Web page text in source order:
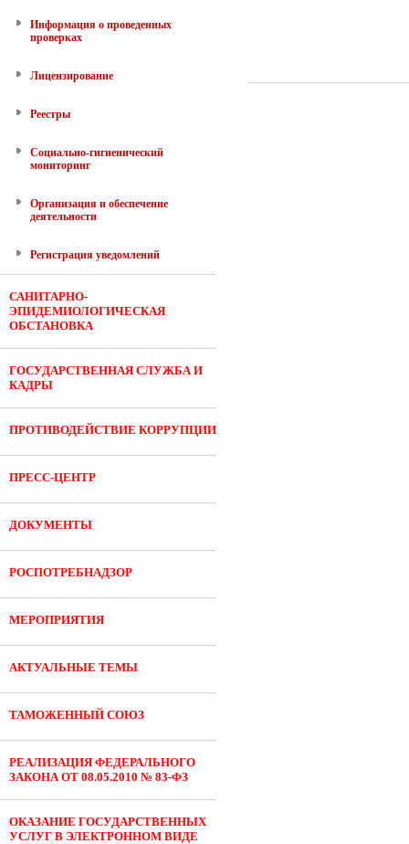
Информация о проведенных
проверках
Лицензирование
Реестры
Социально-гигиенический
мониторинг
Организация и обеспечение
деятельности
Регистрация уведомлений
САНИТАРНО-
ЭПИДЕМИОЛОГИЧЕСКАЯ
ОБСТАНОВКА
ГОСУДАРСТВЕННАЯ СЛУЖБА И
КАДРЫ
ПРОТИВОДЕЙСТВИЕ КОРРУПЦИИ
ПРЕСС-ЦЕНТР
ДОКУМЕНТЫ
РОСПОТРЕБНАДЗОР
МЕРОПРИЯТИЯ
АКТУАЛЬНЫЕ ТЕМЫ
ТАМОЖЕННЫЙ СОЮЗ
РЕАЛИЗАЦИЯ ФЕДЕРАЛЬНОГО
ЗАКОНА ОТ 08.05.2010 № 83-ФЗ
ОКАЗАНИЕ ГОСУДАРСТВЕННЫХ
УСЛУГ В ЭЛЕКТРОННОМ ВИДЕ